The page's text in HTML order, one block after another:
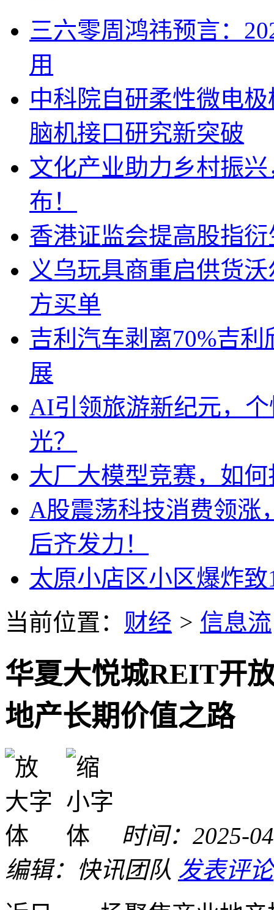
三六零周鸿祎预言：
用
中科院自研柔性微电极
脑机接口研究新突破
文化产业助力乡村振
布！
香港证监会提高股指
义乌玩具商重启供货
方买单
吉利汽车剥离70%吉
展
AI引领旅游新纪元，
光？
大厂大模型竞赛，如
A股震荡科技消费领涨
后齐发力！
太原小店区小区爆炸
当前位置： 财经 > 信息流
华夏大悦城REIT开
地产长期价值之路
时间：2025-
编辑：快讯团队 发表评论